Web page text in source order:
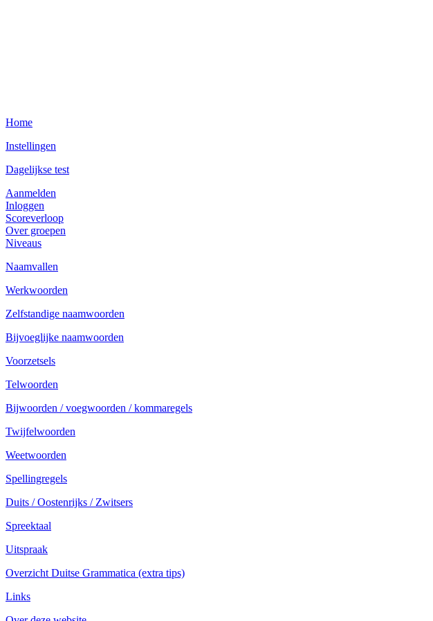
Home
Instellingen
Dagelijkse test
Aanmelden
Inloggen
Scoreverloop
Over groepen
Niveaus
Naamvallen
Werkwoorden
Zelfstandige naamwoorden
Bijvoeglijke naamwoorden
Voorzetsels
Telwoorden
Bijwoorden / voegwoorden / kommaregels
Twijfelwoorden
Weetwoorden
Spellingregels
Duits / Oostenrijks / Zwitsers
Spreektaal
Uitspraak
Overzicht Duitse Grammatica (extra tips)
Links